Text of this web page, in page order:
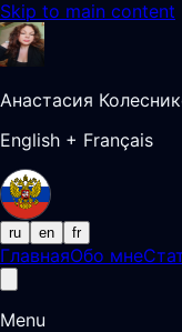
Skip to main content
Анастасия
English + Français
ru en fr
ГлавнаяОбо мне
Menu